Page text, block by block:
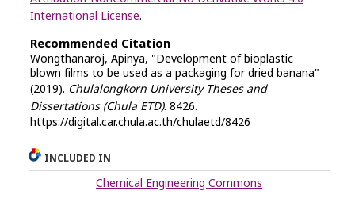
International License.
Recommended Citation
Wongthanaroj, Apinya, "Development of bioplastic
blown films to be used as a packaging for dried banana"
(2019). Chulalongkorn University Theses and
Dissertations (Chula ETD). 8426.
https://digital.car.chula.ac.th/chulaetd/8426
INCLUDED IN
Chemical Engineering Commons